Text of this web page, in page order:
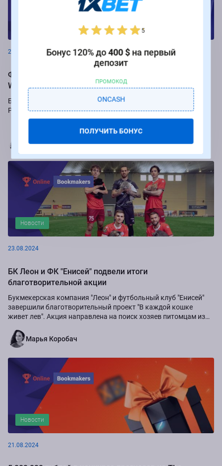
26.08.2024
Фрибеты до 250 000 рублей за ставки на РПЛ от БК
Winline
Букмекер Winline подарит бесплатные ставки за пари на игры
Российской Премьер-лиги.
Марья Коробач
Новости
23.08.2024
БК Леон и ФК "Енисей" подвели итоги
благотворительной акции
Букмекерская компания "Леон" и футбольный клуб "Енисей"
завершили благотворительный проект "В каждой кошке
живет лев". Акция направлена на поиск хозяев питомцам из
Марья Коробач
Новости
21.08.2024
5
Бонус 120% до400 $на первый
депозит
ПРОМОКОД
ONCASH
ПОЛУЧИТЬ БОНУС